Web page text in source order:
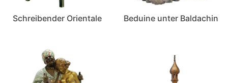
Schreibender Orientale Beduine unter Baldachin